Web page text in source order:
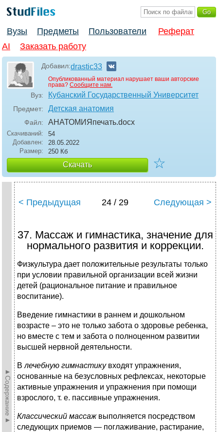
Вузы Предметы Пользователи
Реферат
AI
Заказать работу
Добавил:drastic33
Опубликованный материал нарушает ваши авторские
права? Сообщите нам.
Вуз: Кубанский Государственный Университет
Предмет: Детская анатомия
Файл: АНАТОМИЯпечать.docx
Скачиваний:
54
Добавлен:
28.05.2022
Размер:
250 Кб
Скачать ☆
►Содержание►
< Предыдущая 24 / 29 Следующая >
37. Массаж и гимнастика, значение для
нормального развития и коррекции.
Физкультура дает положительные результаты только
при условии правильной организации всей жизни
детей (рациональное питание и правильное
воспитание).
Введение гимнастики в раннем и дошкольном
возрасте – это не только забота о здоровье ребенка,
но вместе с тем и забота о полноценном развитии
высшей нервной деятельности.
В лечебную гимнастикувходят упражнения,
основанные на безус­ловных рефлексах, некоторые
активные упражнения и упражнения при помощи
взрослого, т. е. пассивные упражнения.
Классический массажвыполняется посредством
следующих приемов — поглаживание, растирание,